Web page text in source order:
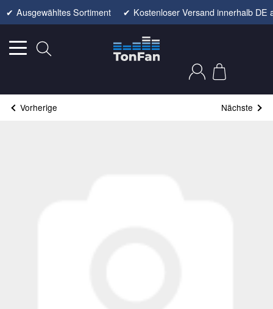
✔ Ausgewähltes Sortiment ✔ Kostenloser Versand innerhalb DE
Vorherige Nächste